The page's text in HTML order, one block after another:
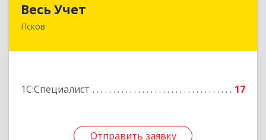
Весь Учет
Псков
1С:Специалист 17
Отправить заявку
180019, Псковская обл, Псков г, Белинского ул,
Отправить заявку